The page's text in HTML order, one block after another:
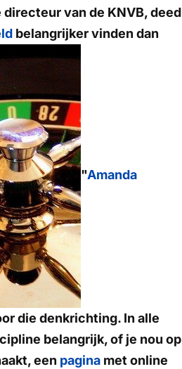
van de KNVB, deed
belangrijker vinden dan
"Amanda
die denkrichting. In alle
belangrijk, of je nou op
een pagina met online